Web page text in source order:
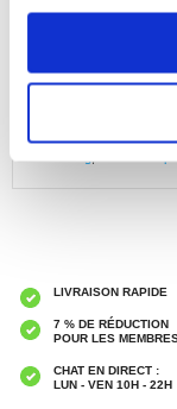
- Bord d'arc lisse, sûr à
Emballage:Euroblister
Catégories associées:
LIVRAISON RAPIDE
7 % DE RÉDUCTION
POUR LES
CHAT EN DIRECT :
LUN - VEN 10H - 22H